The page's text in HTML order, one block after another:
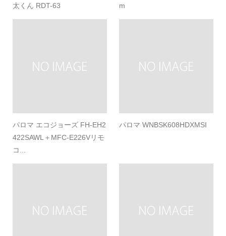
太くん RDT-63
m
パロマ エコジョーズ FH-EH2
422SAWL＋MFC-E226Vリモ
コ...
パロマ WNBSK608HDXMSI